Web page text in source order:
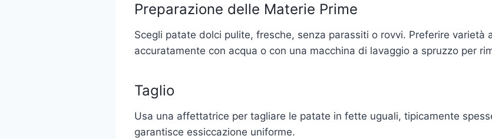
Preparazione delle Materie Prime
Scegli patate dolci pulite, fresche, senza parassiti o rovvi. Preferire varietà
accuratamente con acqua o con una macchina di lavaggio a spruzzo per
Taglio
Usa una affettatrice per tagliare le patate in fette uguali, tipicamente
garantisce essiccazione uniforme.